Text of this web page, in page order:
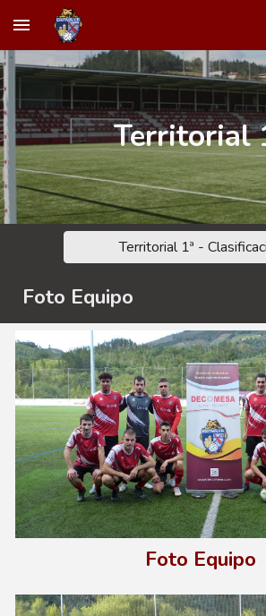
Skip to main content
Territorial
Territorial 1ª -
Foto Equipo
Foto Equipo